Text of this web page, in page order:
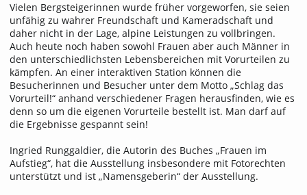
Vielen Bergsteigerinnen wurde früher vorgeworfen, sie seien
unfähig zu wahrer Freundschaft und Kameradschaft und
daher nicht in der Lage, alpine Leistungen zu vollbringen.
Auch heute noch haben sowohl Frauen aber auch Männer in
den unterschiedlichsten Lebensbereichen mit Vorurteilen zu
kämpfen. An einer interaktiven Station können die
Besucherinnen und Besucher unter dem Motto „Schlag das
Vorurteil!“ anhand verschiedener Fragen herausfinden, wie es
denn so um die eigenen Vorurteile bestellt ist. Man darf auf
die Ergebnisse gespannt sein!
Ingried Runggaldier, die Autorin des Buches „Frauen im
Aufstieg“, hat die Ausstellung insbesondere mit Fotorechten
unterstützt und ist „Namensgeberin“ der Ausstellung.